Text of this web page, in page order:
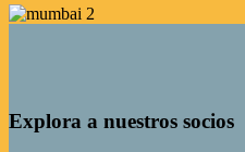
Explora a nuestros socios